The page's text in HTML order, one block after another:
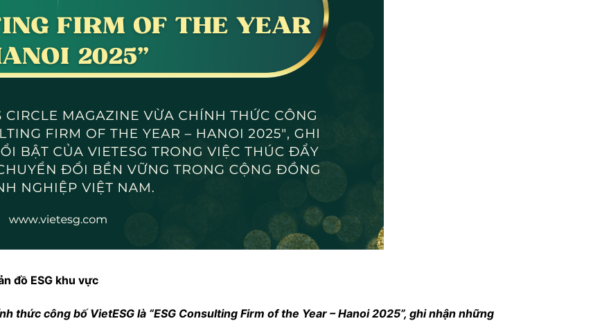
đồ ESG khu vực
thức công bố VietESG là “ESG Consulting Firm of the Year – Hanoi 2025”, ghi nhận những